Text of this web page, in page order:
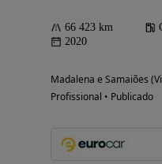
66 423 km
2020
Madalena e Samaiões
Profissional • Publicado